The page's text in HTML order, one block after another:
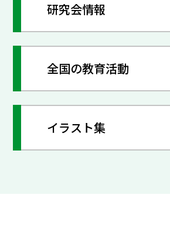
研究会情報
全国の教育活動
イラスト集